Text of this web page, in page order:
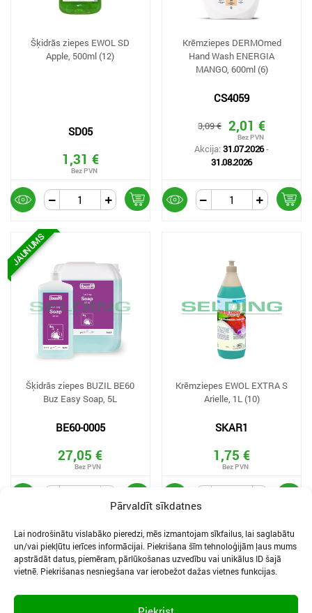
Pārvaldīt sīkdatnes
Lai nodrošinātu vislabāko pieredzi, mēs izmantojam sīkfailus, lai saglabātu
un/vai piekļūtu ierīces informācijai. Piekrišana šīm tehnoloģijām ļaus mums
apstrādāt datus, piemēram, pārlūkošanas uzvedību vai unikālus ID šajā
vietnē. Piekrišanas nesniegšana var ierobežot dažas vietnes funkcijas.
Šķidrās ziepes EWOL SD
Apple, 500ml (12)
SD05
1,31 €
Krēmziepes DERMOmed
Hand Wash ENERGIA
MANGO, 600ml (6)
CS4059
3,09 € 2,01 €
Akcija:31.07.2026-
31.08.2026
JAUNUMS
Šķidrās ziepes BUZIL BE60
Buz Easy Soap, 5L
BE60-0005
27,05 €
Krēmziepes EWOL EXTRA S
Arielle, 1L (10)
SKAR1
1,75 €
LIETOŠANAS NOTEIKUMI